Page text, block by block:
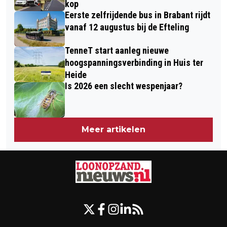
kop
Eerste zelfrijdende bus in Brabant rijdt
vanaf 12 augustus bij de Efteling
TenneT start aanleg nieuwe
hoogspanningsverbinding in Huis ter
Heide
Is 2026 een slecht wespenjaar?
Meer artikelen